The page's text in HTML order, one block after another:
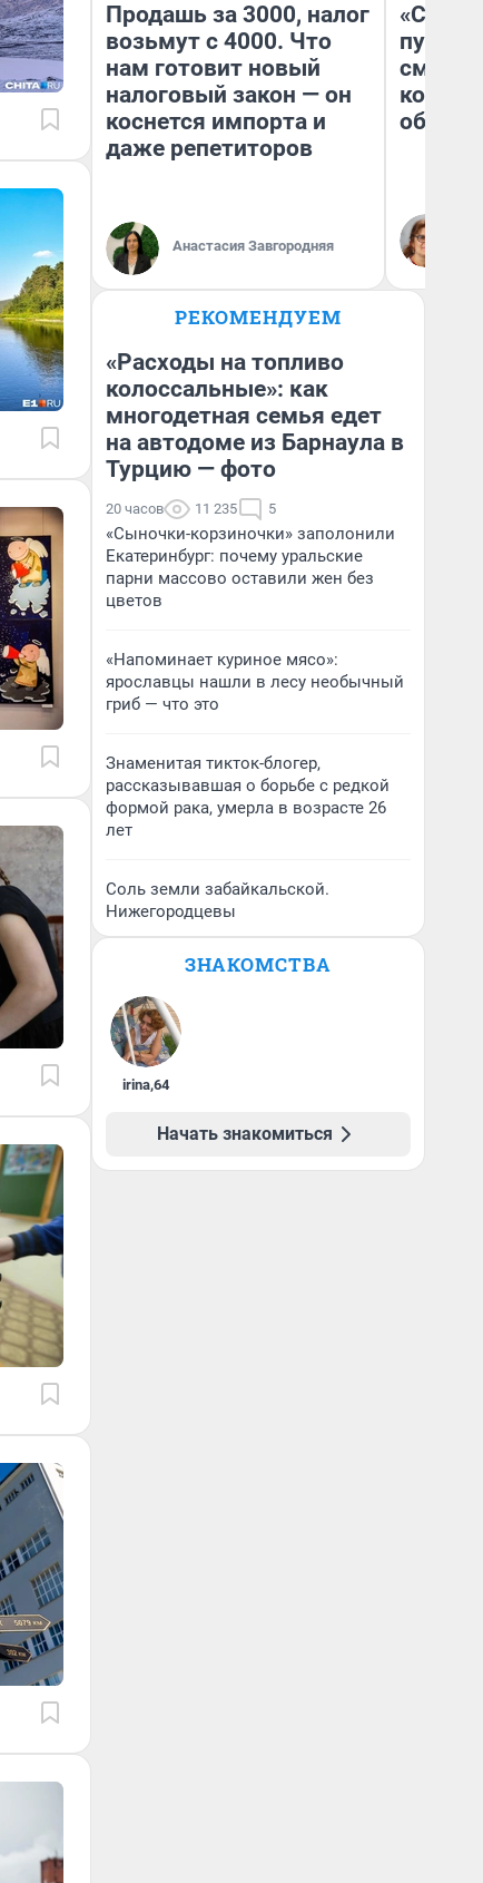
Продашь за 3000, налог
возьмут с 4000. Что
нам готовит новый
налоговый закон — он
коснется импорта и
даже репетиторов
Анастасия Завгородняя
РЕКОМЕНДУЕМ
«Расходы на топливо
колоссальные»: как
многодетная семья едет
на автодоме из Барнаула в
Турцию — фото
20 часов 11 235 5
«Сыночки-корзиночки» заполонили
Екатеринбург: почему уральские
парни массово оставили жен без
цветов
«Напоминает куриное мясо»:
ярославцы нашли в лесу необычный
гриб — что это
Знаменитая тикток-блогер,
рассказывавшая о борьбе с редкой
формой рака, умерла в возрасте 26
лет
Соль земли забайкальской.
Нижегородцевы
ЗНАКОМСТВА
irina,64
Начать знакомиться